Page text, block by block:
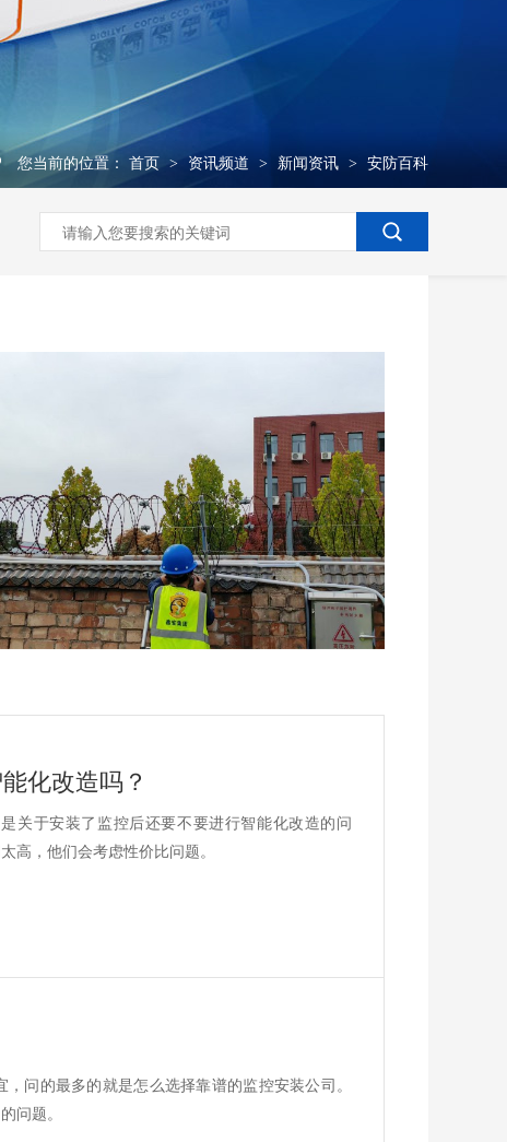
您当前的位置： 首页 > 资讯频道 > 新闻资讯 > 安防百科
化改造吗？
关于安装了监控后还要不要进行智能化改造的问
高，他们会考虑性价比问题。
问的最多的就是怎么选择靠谱的监控安装公司。
问题。